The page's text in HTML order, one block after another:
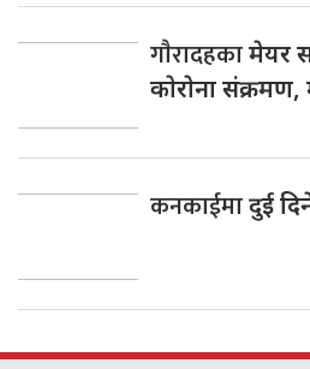
गाैरादहकामेयर
काेराेना संक्रमण,
कनकाईमादुई